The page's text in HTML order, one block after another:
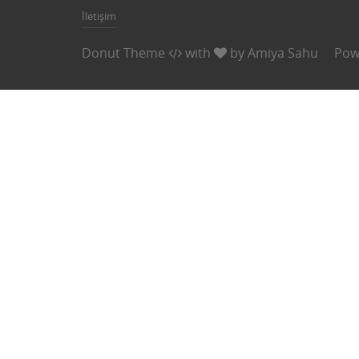
İletişim
Donut Theme with byAmiya Sahu